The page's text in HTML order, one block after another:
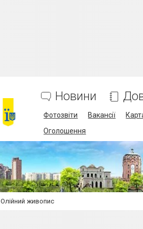
Новини
Фотозвіти Вакансії
Оголошення
Олійний живопис